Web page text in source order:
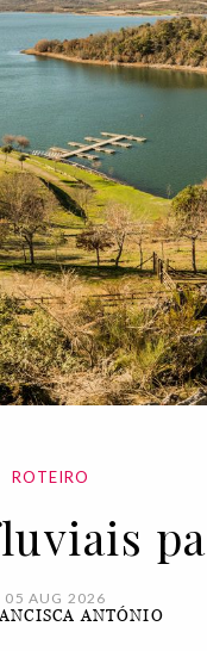
ROTEIRO
05 AUG 2026
ANTÓNIO